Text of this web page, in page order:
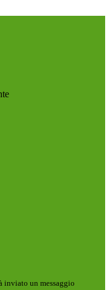
inviato un messaggio